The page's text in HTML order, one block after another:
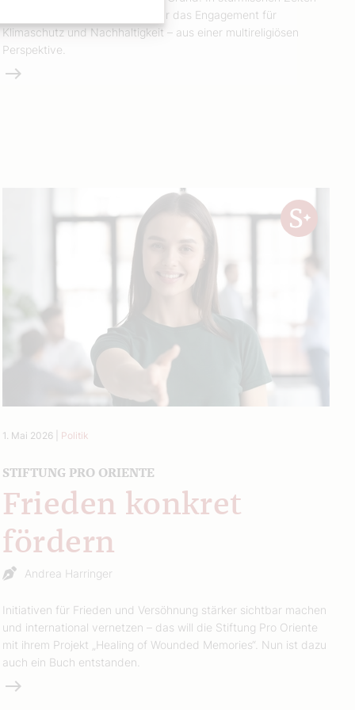
braucht es stabile Strukturen für das Engagement für
Klimaschutz und Nachhaltigkeit – aus einer multireligiösen
Perspektive.
Weiterlesen
1. Mai 2026| Politik
STIFTUNG PRO ORIENTE
Frieden konkret
fördern
Andrea Harringer
Initiativen für Frieden und Versöhnung stärker sichtbar machen
und international vernetzen – das will die Stiftung Pro Oriente
mit ihrem Projekt „Healing of Wounded Memories“. Nun ist dazu
auch ein Buch entstanden.
Weiterlesen